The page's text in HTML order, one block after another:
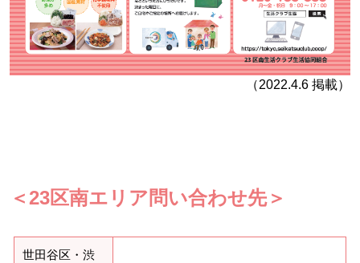
（2022.4.6 掲載）
＜23区南エリア問い合わせ先＞
世田谷区・渋